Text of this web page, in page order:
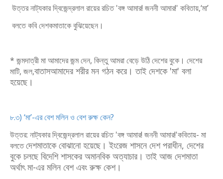
উত্তর নাট্যকার দ্বিজেন্দ্রলাল রায়ের রচিত 'বঙ্গ আমার! জননী আমার!' কবিতায়,‘মা’
বলতে কবি দেশকমাতাকে বুঝিয়েছেন।
* জন্মদাত্রী মা আমাদের জন্ম দেন, কিন্তু আমরা বেড়ে উঠি দেশের বুকে। দেশের
মাটি, জল,বাতাসআমাদের শরীর মন গঠন করে। তাই দেশকে 'মা' বলা
হয়েছে।
৮.৩) ‘মা’-এর বেশ মলিন ও বেশ রুক্ষ কেন?
উত্তর: নাট্যকার দ্বিজেন্দ্রলাল রায়ের রচিত 'বঙ্গ আমার! জননী আমার!'কবিতায়- মা
বলতেদেশমাতাকে বোঝানো হয়েছে। ইংরেজ শাসনে দেশ পরাধীন, দেশের
বুকে চলছে বিদেশিশাসকের অমানবিক অত্যাচার। তাই আজ দেশমাতা
অর্থাৎ মা-এর মলিন বেশ এবং রুক্ষকেশ।